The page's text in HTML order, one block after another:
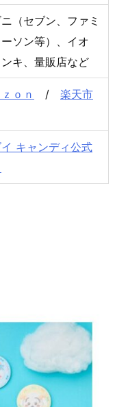
（セブン、ファミ
ソン等）、イオ
キ、量販店など
ｏｎ / 楽天市
キャンディ公式